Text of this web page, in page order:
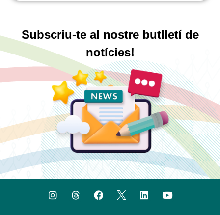
Subscriu-te al nostre butlletí de
notícies!